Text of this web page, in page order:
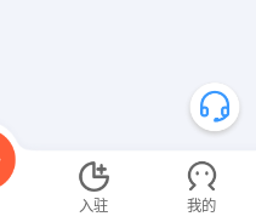
入驻 我的